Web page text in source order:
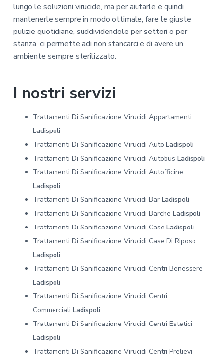
lungo le soluzioni virucide, ma per aiutarle e quindi
mantenerle sempre in modo ottimale, fare le giuste
pulizie quotidiane, suddividendole per settori o per
stanza, ci permette adi non stancarci e di avere un
ambiente sempre sterilizzato.
I nostri servizi
Trattamenti Di Sanificazione Virucidi Appartamenti
Ladispoli
Trattamenti Di Sanificazione Virucidi Auto Ladispoli
Trattamenti Di Sanificazione Virucidi Autobus Ladispoli
Trattamenti Di Sanificazione Virucidi Autofficine
Ladispoli
Trattamenti Di Sanificazione Virucidi Bar Ladispoli
Trattamenti Di Sanificazione Virucidi Barche Ladispoli
Trattamenti Di Sanificazione Virucidi Case Ladispoli
Trattamenti Di Sanificazione Virucidi Case Di Riposo
Ladispoli
Trattamenti Di Sanificazione Virucidi Centri Benessere
Ladispoli
Trattamenti Di Sanificazione Virucidi Centri
Commerciali Ladispoli
Trattamenti Di Sanificazione Virucidi Centri Estetici
Ladispoli
Trattamenti Di Sanificazione Virucidi Centri Prelievi